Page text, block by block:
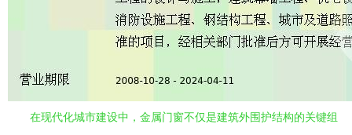
在现代化城市建设中，金属门窗不仅是建筑外围护结构的关键组